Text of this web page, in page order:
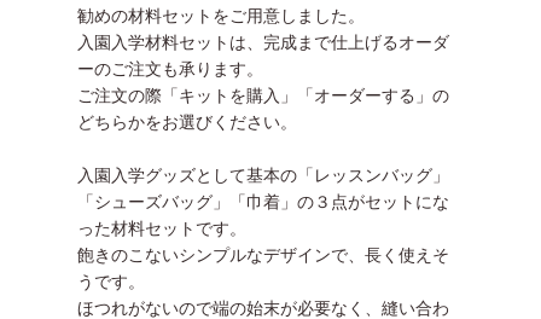
勧めの材料セットをご用意しました。
入園入学材料セットは、完成まで仕上げるオーダ
ーのご注文も承ります。
ご注文の際「キットを購入」「オーダーする」の
どちらかをお選びください。
入園入学グッズとして基本の「レッスンバッグ」
「シューズバッグ」「巾着」の３点がセットにな
った材料セットです。
飽きのこないシンプルなデザインで、長く使えそ
うです。
ほつれがないので端の始末が必要なく、縫い合わ